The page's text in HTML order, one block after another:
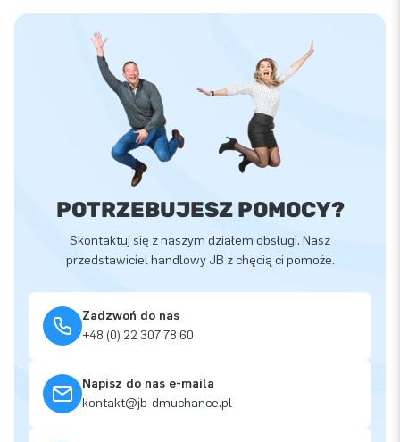
POTRZEBUJESZ POMOCY?
Skontaktuj się z naszym działem obsługi. Nasz
przedstawiciel handlowy JB z chęcią ci pomoże.
Zadzwoń do nas
+48 (0) 22 307 78 60
Napisz do nas e-maila
kontakt@jb-dmuchance.pl